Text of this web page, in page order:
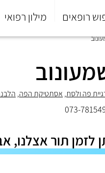
רופאים מילון רפואי
פה ולסת, אסתטיקת הפה,
073-
לזמן תור אצלנו,